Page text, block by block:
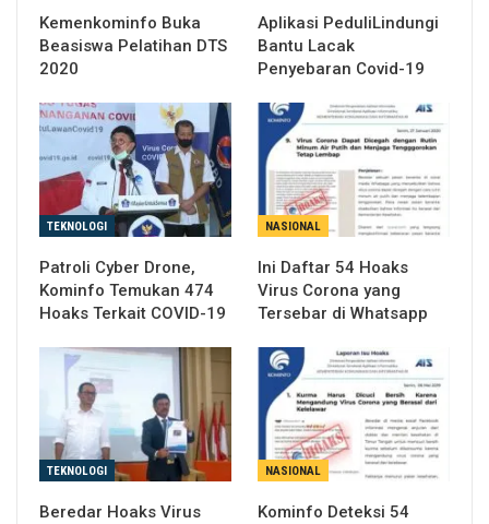
Kemenkominfo Buka
Beasiswa Pelatihan DTS
2020
Aplikasi PeduliLindungi
Bantu Lacak
Penyebaran Covid-19
TEKNOLOGI
Patroli Cyber Drone,
Kominfo Temukan 474
Hoaks Terkait COVID-19
NASIONAL
Ini Daftar 54 Hoaks
Virus Corona yang
Tersebar di Whatsapp
TEKNOLOGI
Beredar Hoaks Virus
NASIONAL
Kominfo Deteksi 54